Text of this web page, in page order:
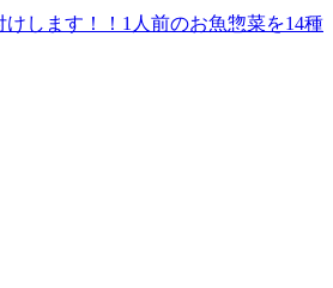
します！！1人前のお魚惣菜を14種